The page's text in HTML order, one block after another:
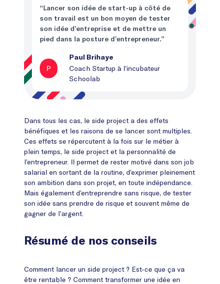
“Lancer son idée de start-up à côté de
son travail est un bon moyen de tester
son idée d’entreprise et de mettre un
pied dans la posture d’entrepreneur.”
P
Paul Brihaye
Coach Startup à l’incubateur
Schoolab
Dans tous les cas, le side project a des effets
bénéfiques et les raisons de se lancer sont multiples.
Ces effets se répercutent à la fois sur le métier à
plein temps, le side project et la personnalité de
l’entrepreneur. Il permet de rester motivé dans son job
salarial en sortant de la routine, d’exprimer pleinement
son ambition dans son projet, en toute indépendance.
Mais également d’entreprendre sans risque, de tester
son idée sans prendre de risque et souvent même de
gagner de l’argent.
Résumé de nos conseils
Comment lancer un side project ? Est-ce que ça va
être rentable ? Comment transformer une idée en